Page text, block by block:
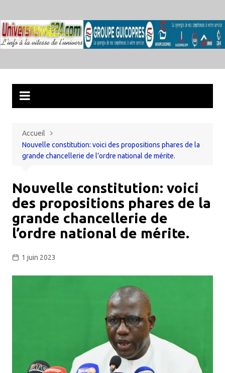
au
contenu
Accueil
Nouvelle constitution: voici des propositions phares de la
grande chancellerie de l’ordre national de mérite.
Nouvelle constitution: voici
des propositions phares de la
grande chancellerie de
l’ordre national de mérite.
1 juin 2023